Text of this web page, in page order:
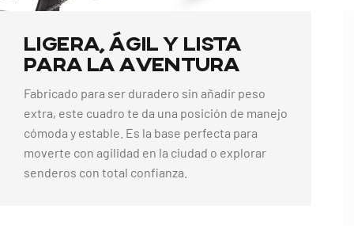
Ligera,Ágil y Lista
para la Aventura
Fabricado para ser duradero sin añadir peso
extra, este cuadro te da una posición de manejo
cómoda y estable. Es la base perfecta para
moverte con agilidad en la ciudad o explorar
senderos con total confianza.